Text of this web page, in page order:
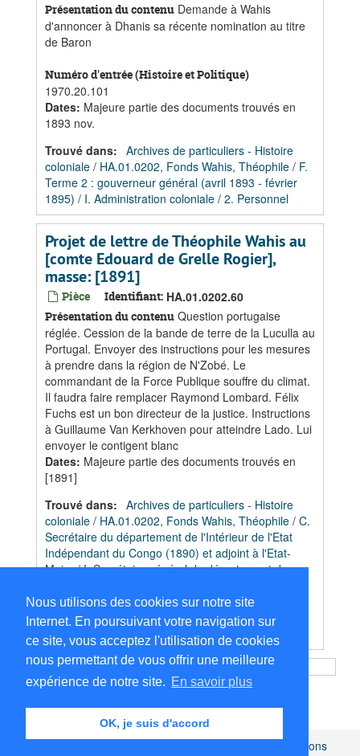
Nous utilisons des cookies sur notre site
Internet. En poursuivant votre navigation sur
ce site, vous acceptez l'utilisation de cookies
nous permettant de vous offrir une meilleure
expérience de notre site. En savoir plus
OK, je suis d'accord
Présentation du contenu Demande à Wahis
d'annoncer à Dhanis sa récente nomination au titre
de Baron
Numéro d'entrée (Histoire et Politique)
1970.20.101
Dates: Majeure partie des documents trouvés en
1893 nov.
Trouvé dans: Archives de particuliers - Histoire
coloniale / HA.01.0202, Fonds Wahis, Théophile / F.
Terme 2 : gouverneur général (avril 1893 - février
1895) / I. Administration coloniale / 2. Personnel
Projet de lettre de Théophile Wahis au
[comte Edouard de Grelle Rogier],
masse: [1891]
Pièce Identifiant: HA.01.0202.60
Présentation du contenu Question portugaise
réglée. Cession de la bande de terre de la Luculla au
Portugal. Envoyer des instructions pour les mesures
à prendre dans la région de N'Zobé. Le
commandant de la Force Publique souffre du climat.
Il faudra faire remplacer Raymond Lombard. Félix
Fuchs est un bon directeur de la justice. Instructions
à Guillaume Van Kerkhoven pour atteindre Lado. Lui
envoyer le contigent blanc
Dates: Majeure partie des documents trouvés en
[1891]
Trouvé dans: Archives de particuliers - Histoire
coloniale / HA.01.0202, Fonds Wahis, Théophile / C.
Secrétaire du département de l'Intérieur de l'Etat
Indépendant du Congo (1890) et adjoint à l'Etat-
Major /I. Secrétaire général du département de
Indépendant du Congo et le Portugal pour la
possession des territoires du Lunda (jusqu'à la
conventention de mai 1891)
Mentions